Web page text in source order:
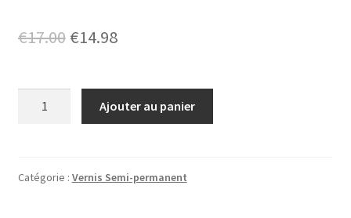
€17.00 Le
initial
était :
€14.98Le
actuel
est :
permanent
Ajouter au panier
Catégorie : Vernis Semi-permanent